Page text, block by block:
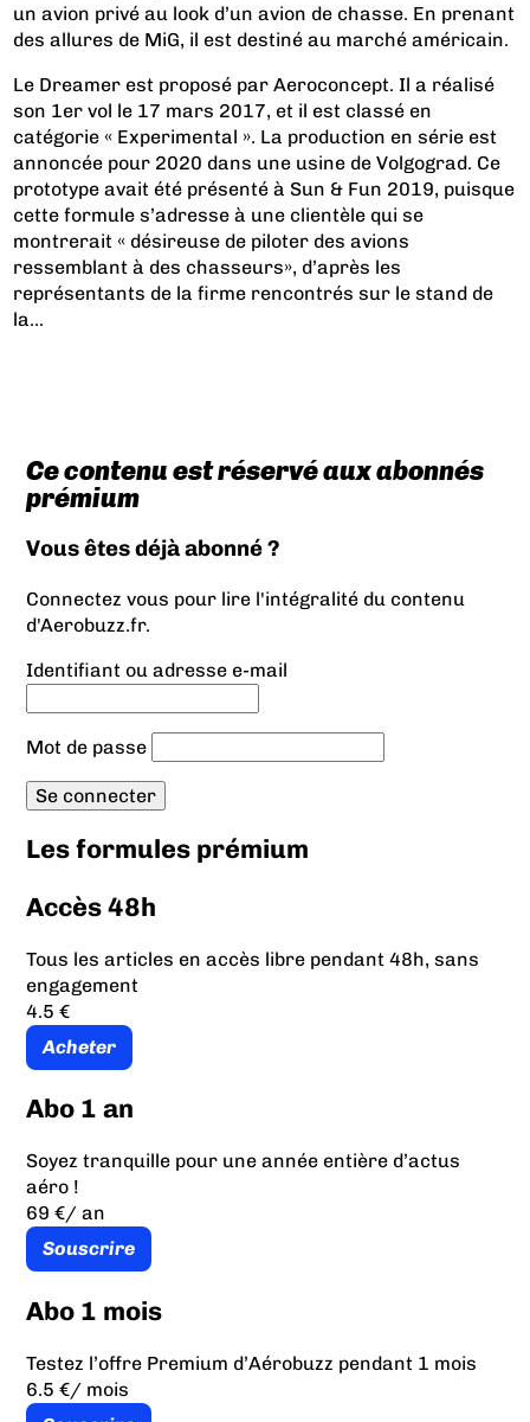
un avion privé au look d’un avion de chasse. En prenant
des allures de MiG, il est destiné au marché américain.
Le Dreamer est proposé par Aeroconcept. Il a réalisé
son 1er vol le 17 mars 2017, et il est classé en
catégorie « Experimental ». La production en série est
annoncée pour 2020 dans une usine de Volgograd. Ce
prototype avait été présenté à Sun & Fun 2019, puisque
cette formule s’adresse à une clientèle qui se
montrerait « désireuse de piloter des avions
ressemblant à des chasseurs», d’après les
représentants de la firme rencontrés sur le stand de
la...
Ce contenu est réservé aux abonnés
prémium
Vous êtes déjà abonné ?
Connectez vous pour lire l'intégralité du contenu
d'Aerobuzz.fr.
Identifiant ou adresse e-mail
Mot de passe
Les formules prémium
Accès 48h
Tous les articles en accès libre pendant 48h, sans
engagement
4.5 €
Acheter
Abo 1 an
Soyez tranquille pour une année entière d’actus
aéro !
69 €/ an
Souscrire
Abo 1 mois
Testez l’offre Premium d’Aérobuzz pendant 1 mois
6.5 €/ mois